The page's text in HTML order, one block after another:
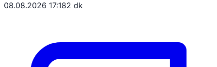
08.08.2026 17:182 dk